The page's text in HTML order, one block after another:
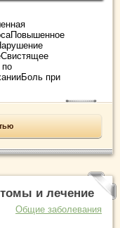
по
при
и лечение
Общие заболевания